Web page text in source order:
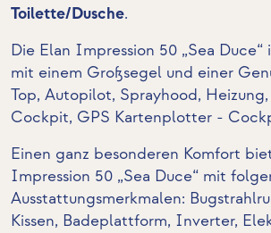
Toilette/Dusche.
Die Elan Impression 50 „Sea
mit einem Großsegel und einer
Top, Autopilot, Sprayhood, Heizung,
Cockpit, GPS Kartenplotter -
Einen ganz besonderen Komfort
Impression 50 „Sea Duce“ mit
Ausstattungsmerkmalen:
Kissen, Badeplattform, Inverter,